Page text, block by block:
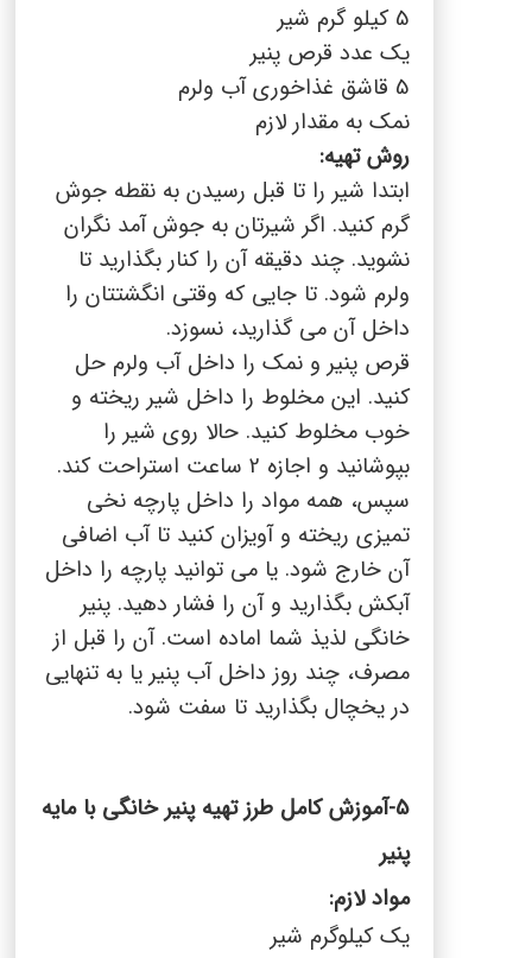
5 کیلو گرم شیر
یک عدد قرص پنیر
5 قاشق غذاخوری آب ولرم
نمک به مقدار لازم
روش تهیه:
ابتدا شیر را تا قبل رسیدن به نقطه جوش
گرم کنید. اگر شیرتان به جوش آمد نگران
نشوید. چند دقیقه آن را کنار بگذارید تا
ولرم شود. تا جایی که وقتی انگشتتان را
داخل آن می گذارید، نسوزد.
قرص پنیر و نمک را داخل آب ولرم حل
کنید. این مخلوط را داخل شیر ریخته و
خوب مخلوط کنید. حالا روی شیر را
بپوشانید و اجازه 2 ساعت استراحت کند.
سپس، همه مواد را داخل پارچه نخی
تمیزی ریخته و آویزان کنید تا آب اضافی
آن خارج شود. یا می توانید پارچه را داخل
آبکش بگذارید و آن را فشار دهید. پنیر
خانگی لذیذ شما اماده است. آن را قبل از
مصرف، چند روز داخل آب پنیر یا به تنهایی
در یخچال بگذارید تا سفت شود.
-5آموزش کامل طرز تهیه پنیر خانگی با مایه
پنیر
مواد لازم:
یک کیلوگرم شیر